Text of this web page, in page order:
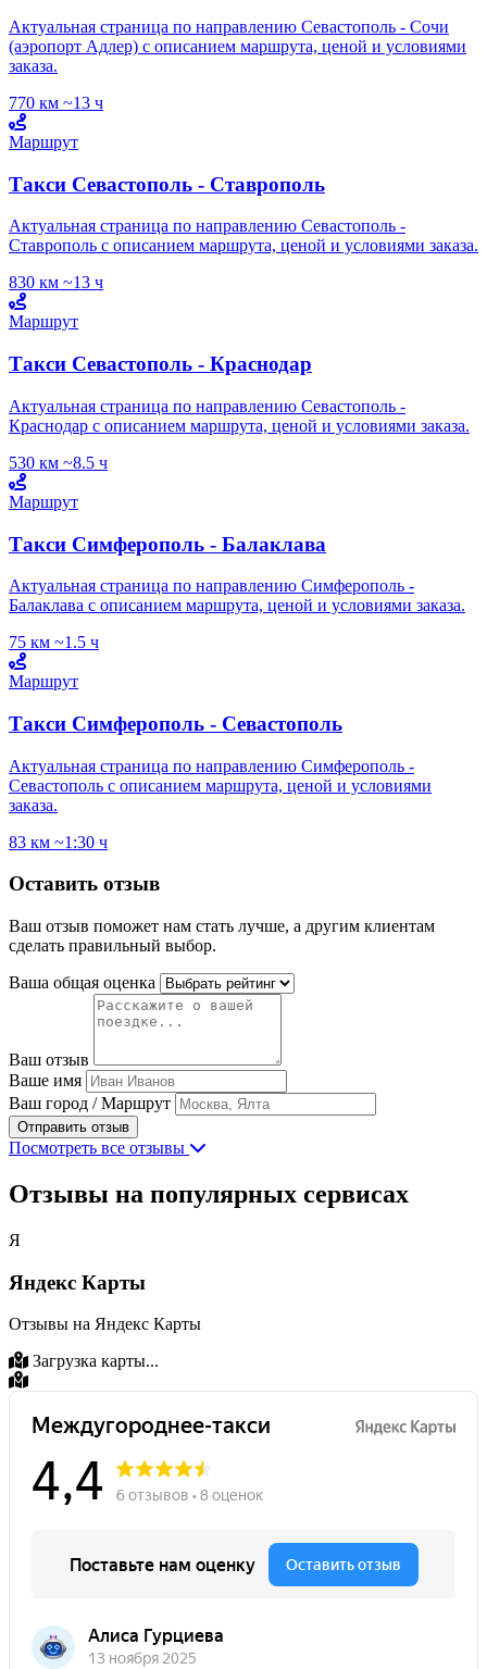
Актуальная страница по направлению Севастополь - Сочи
(аэропорт Адлер) с описанием маршрута, ценой и условиями
заказа.
770 км ~13 ч
Маршрут
Такси Севастополь - Ставрополь
Актуальная страница по направлению Севастополь -
Ставрополь с описанием маршрута, ценой и условиями заказа.
830 км ~13 ч
Маршрут
Такси Севастополь - Краснодар
Актуальная страница по направлению Севастополь -
Краснодар с описанием маршрута, ценой и условиями заказа.
530 км ~8.5 ч
Маршрут
Такси Симферополь - Балаклава
Актуальная страница по направлению Симферополь -
Балаклава с описанием маршрута, ценой и условиями заказа.
75 км ~1.5 ч
Маршрут
Такси Симферополь - Севастополь
Актуальная страница по направлению Симферополь -
Севастополь с описанием маршрута, ценой и условиями
заказа.
83 км ~1:30 ч
Оставить отзыв
Ваш отзыв поможет нам стать лучше, а другим клиентам
сделать правильный выбор.
Ваша общая оценка
Ваш отзыв
Ваше имя
Ваш город / Маршрут
Отправить отзыв
Посмотреть все отзывы
Отзывы на популярных сервисах
Я
Яндекс Карты
Отзывы на Яндекс Карты
Загрузка карты...